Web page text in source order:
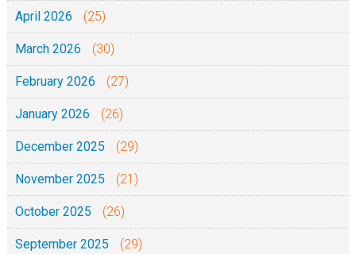
April 2026 (25)
March 2026 (30)
February 2026 (27)
January 2026 (26)
December 2025 (29)
November 2025 (21)
October 2025 (26)
September 2025 (29)